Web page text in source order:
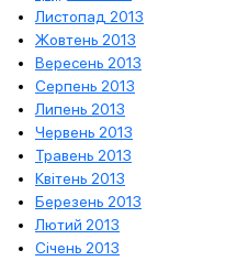
Листопад 2013
Жовтень 2013
Вересень 2013
Серпень 2013
Липень 2013
Червень 2013
Травень 2013
Квітень 2013
Березень 2013
Лютий 2013
Січень 2013